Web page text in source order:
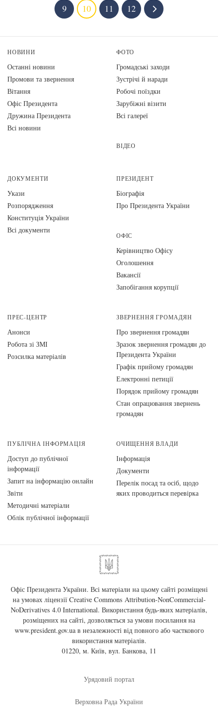
9
10 11 12
НОВИНИ
Останні новини
Промови та звернення
Вiтання
Офіс Президента
Дружина Президента
Всі новини
ФОТО
Громадські заходи
Зустрічі й наради
Робочі поїздки
Зарубіжні візити
Всі галереї
ВІДЕО
ДОКУМЕНТИ
Укази
Розпорядження
Конституція України
Всі документи
ПРЕЗИДЕНТ
Біографія
Про Президента України
ОФІС
Керівництво Офісу
Оголошення
Вакансії
Запобігання корупції
ПРЕС-ЦЕНТР
Анонси
Робота зі ЗМІ
Розсилка матеріалів
ЗВЕРНЕННЯ ГРОМАДЯН
Про звернення громадян
Зразок звернення громадян до
Президента України
Графік прийому громадян
Електронні петиції
Порядок прийому громадян
Стан опрацювання звернень
громадян
ПУБЛІЧНА ІНФОРМАЦІЯ
Доступ до публічної
інформації
Запит на інформацію онлайн
Звіти
Методичні матеріали
Облік публічної інформації
ОЧИЩЕННЯ ВЛАДИ
Інформація
Документи
Перелік посад та осіб, щодо
яких проводиться перевірка
Офіс Президента України. Всі матеріали на цьому сайті розміщені
на умовах ліцензії Creative Commons Attribution-NonCommercial-
NoDerivatives 4.0 International. Використання будь-яких матеріалів,
розміщених на сайті, дозволяється за умови посилання на
www.president.gov.uaв незалежності від повного або часткового
використання матеріалів.
01220, м. Київ, вул. Банкова, 11
Урядовий портал
Верховна Рада України